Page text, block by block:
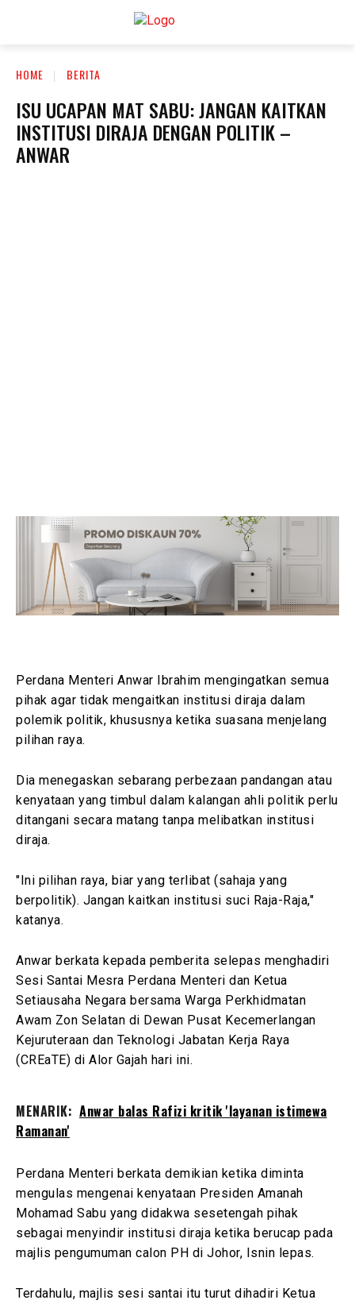
HOME BERITA
ISU UCAPAN MAT SABU: JANGAN KAITKAN
INSTITUSI DIRAJA DENGAN POLITIK –
ANWAR
Perdana Menteri Anwar Ibrahim mengingatkan semua
pihak agar tidak mengaitkan institusi diraja dalam
polemik politik, khususnya ketika suasana menjelang
pilihan raya.
Dia menegaskan sebarang perbezaan pandangan atau
kenyataan yang timbul dalam kalangan ahli politik perlu
ditangani secara matang tanpa melibatkan institusi
diraja.
"Ini pilihan raya, biar yang terlibat (sahaja yang
berpolitik). Jangan kaitkan institusi suci Raja-Raja,"
katanya.
Anwar berkata kepada pemberita selepas menghadiri
Sesi Santai Mesra Perdana Menteri dan Ketua
Setiausaha Negara bersama Warga Perkhidmatan
Awam Zon Selatan di Dewan Pusat Kecemerlangan
Kejuruteraan dan Teknologi Jabatan Kerja Raya
(CREaTE) di Alor Gajah hari ini.
MENARIK: Anwar balas Rafizi kritik 'layanan istimewa
Ramanan'
Perdana Menteri berkata demikian ketika diminta
mengulas mengenai kenyataan Presiden Amanah
Mohamad Sabu yang didakwa sesetengah pihak
sebagai menyindir institusi diraja ketika berucap pada
majlis pengumuman calon PH di Johor, Isnin lepas.
Terdahulu, majlis sesi santai itu turut dihadiri Ketua